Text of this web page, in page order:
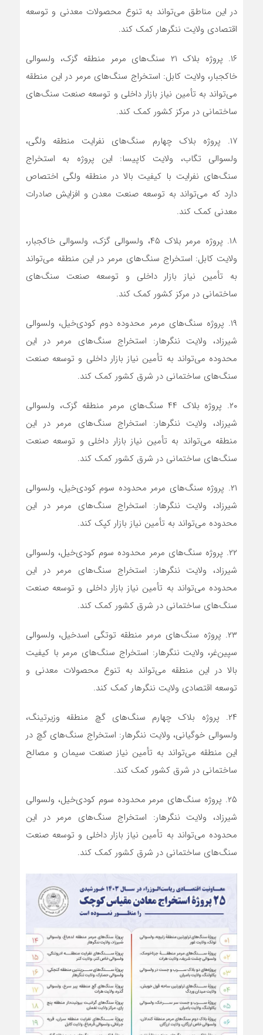
در این مناطق می‌تواند به تنوع محصولات معدنی و توسعه
اقتصادی ولایت ننگرهار کمک کند.
۱۶. پروژه بلاک ۲۱ سنگ‌های مرمر منطقه گزک، ولسوالی
خاکجبار، ولایت کابل: استخراج سنگ‌های مرمر در این منطقه
می‌تواند به تأمین نیاز بازار داخلی و توسعه صنعت سنگ‌های
ساختمانی در مرکز کشور کمک کند.
۱۷. پروژه بلاک چهارم سنگ‌های نفرایت منطقه ولگی،
ولسوالی تگاب، ولایت کاپیسا: این پروژه به استخراج
سنگ‌های نفرایت با کیفیت بالا در منطقه ولگی اختصاص
دارد که می‌تواند به توسعه صنعت معدن و افزایش صادرات
معدنی کمک کند.
۱۸. پروژه مرمر بلاک ۴۵، ولسوالی گزک، ولسوالی خاکجبار،
ولایت کابل: استخراج سنگ‌های مرمر در این منطقه می‌تواند
به تأمین نیاز بازار داخلی و توسعه صنعت سنگ‌های
ساختمانی در مرکز کشور کمک کند.
۱۹. پروژه سنگ‌های مرمر محدوده دوم کودی‌خیل، ولسوالی
شیرزاد، ولایت ننگرهار: استخراج سنگ‌های مرمر در این
محدوده می‌تواند به تأمین نیاز بازار داخلی و توسعه صنعت
سنگ‌های ساختمانی در شرق کشور کمک کند.
۲۰. پروژه بلاک ۴۴ سنگ‌های مرمر منطقه گزک، ولسوالی
شیرزاد، ولایت ننگرهار: استخراج سنگ‌های مرمر در این
منطقه می‌تواند به تأمین نیاز بازار داخلی و توسعه صنعت
سنگ‌های ساختمانی در شرق کشور کمک کند.
۲۱. پروژه سنگ‌های مرمر محدوده سوم کودی‌خیل، ولسوالی
شیرزاد، ولایت ننگرهار: استخراج سنگ‌های مرمر در این
محدوده می‌تواند به تأمین نیاز بازار کپک کند.
۲۲. پروژه سنگ‌های مرمر محدوده سوم کودی‌خیل، ولسوالی
شیرزاد، ولایت ننگرهار: استخراج سنگ‌های مرمر در این
محدوده می‌تواند به تأمین نیاز بازار داخلی و توسعه صنعت
سنگ‌های ساختمانی در شرق کشور کمک کند.
۲۳. پروژه سنگ‌های مرمر منطقه توتگی اسدخیل، ولسوالی
سپین‌غر، ولایت ننگرهار: استخراج سنگ‌های مرمر با کیفیت
بالا در این منطقه می‌تواند به تنوع محصولات معدنی و
توسعه اقتصادی ولایت ننگرهار کمک کند.
۲۴. پروژه بلاک چهارم سنگ‌های گچ منطقه وزیرتینگ،
ولسوالی خوگیانی، ولایت ننگرهار: استخراج سنگ‌های گچ در
این منطقه می‌تواند به تأمین نیاز صنعت سیمان و مصالح
ساختمانی در شرق کشور کمک کند.
۲۵. پروژه سنگ‌های مرمر محدوده سوم کودی‌خیل، ولسوالی
شیرزاد، ولایت ننگرهار: استخراج سنگ‌های مرمر در این
محدوده می‌تواند به تأمین نیاز بازار داخلی و توسعه صنعت
سنگ‌های ساختمانی در شرق کشور کمک کند.